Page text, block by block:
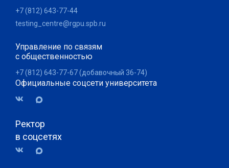
+7 (812) 643-77-44
testing_centre@rgpu.spb.ru
Управление по связям
с общественностью
+7 (812) 643-77-67 (добавочный 36-74)
Официальные соцсети университета
Ректор
в соцсетях